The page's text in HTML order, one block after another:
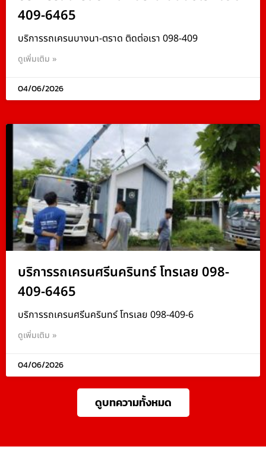
409-6465
บริการรถเครนบางนา-ตราด ติดต่อเรา 098-409
ดูเพิ่มเติม »
04/06/2026
บริการรถเครนศรีนครินทร์ โทรเลย 098-
409-6465
บริการรถเครนศรีนครินทร์ โทรเลย 098-409-6
ดูเพิ่มเติม »
04/06/2026
ดูบทความทั้งหมด